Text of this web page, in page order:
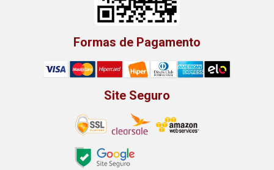
Formas de Pagamento
Site Seguro